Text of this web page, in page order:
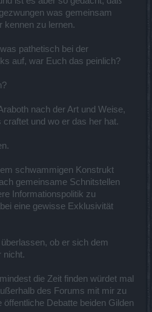
was gemeinsam
kennen zu lernen.
pathetisch bei der
auf, war Euch das peinlich?
nach der Art und Weise,
und wo er das her hat.
schwammigen Konstrukt
gemeinsame Schnitstellen
Informationspolitik zu
eine gewisse Exklusivität
ob er sich dem
nicht.
die Zeit finden würdet mal
des Forums mit mir zu
öffentliche Debatte beiden Gilden